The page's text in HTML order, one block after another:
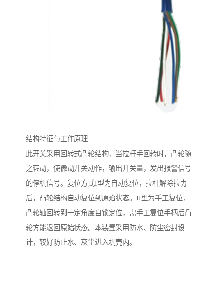
结构特征与工作原理
此开关采用回转式凸轮结构，当拉杆手回转时，凸轮随
之转动，使微动开关动作，输出开关量，发出报警信号
的停机信号。复位方式I型为自动复位，拉杆解除拉力
后，凸轮结构自动复位到原始状态。II型为手工复位，
凸轮轴回转到一定角度自锁定位，需手工复位手柄后凸
轮方能返回原始状态。本装置采用防水、防尘密封设
计，较好防止水、灰尘进入机壳内。